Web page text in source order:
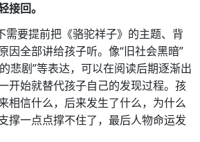
接回。
需要提前把《骆驼祥子》的主题、背
因全部讲给孩子听。像“旧社会黑暗”
悲剧”等表达，可以在阅读后期逐渐出
开始就替代孩子自己的发现过程。孩
相信什么，后来发生了什么，为什么
撑一点点撑不住了，最后人物命运发